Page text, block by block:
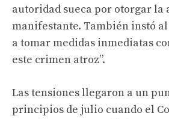
autoridad sueca por otorgar la
manifestante. También instó
a tomar medidas inmediatas
este crimen atroz”.
Las tensiones llegaron a un
principios de julio cuando el